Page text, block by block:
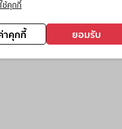
ช้คุกกี้
าคุกกี้ ยอมรับ
information).